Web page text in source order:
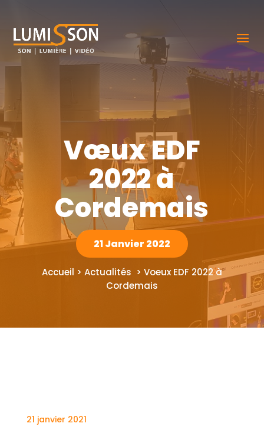
Vœux EDF
2022 à
Cordemais
21 Janvier 2022
Accueil > Actualités > Voeux EDF 2022 à
Cordemais
21 janvier 2021